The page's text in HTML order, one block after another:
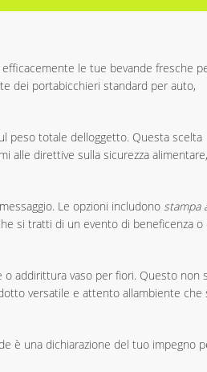
le tue bevande fresche
dei portabicchieri standard per auto,
peso totale delloggetto. Questa scelta
alle direttive sulla sicurezza alimentare,
Le opzioni includono stampa
si tratti di un evento di beneficenza o
addirittura vaso per fiori. Questo non
versatile e attento allambiente che
è una dichiarazione del tuo impegno